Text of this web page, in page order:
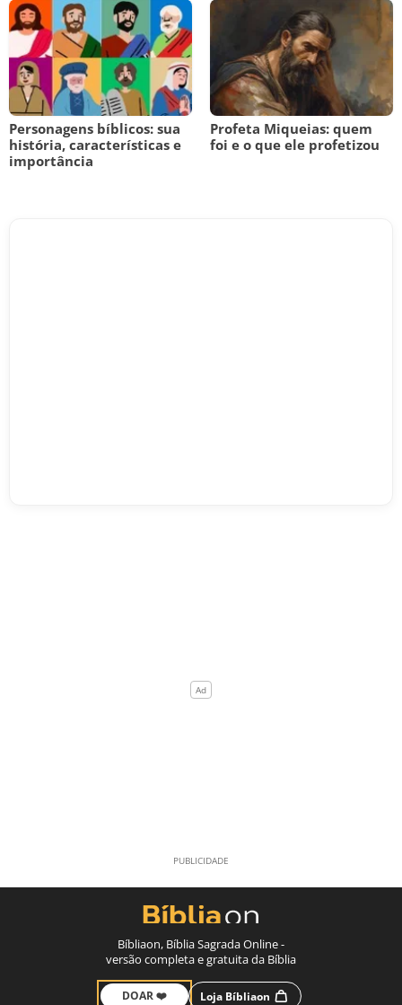
Personagens bíblicos: sua
história, características e
importância
Profeta Miqueias: quem
foi e o que ele profetizou
Bíbliaon, Bíblia Sagrada Online -
versão completa e gratuita da Bíblia
DOAR ❤️ Loja Bíbliaon